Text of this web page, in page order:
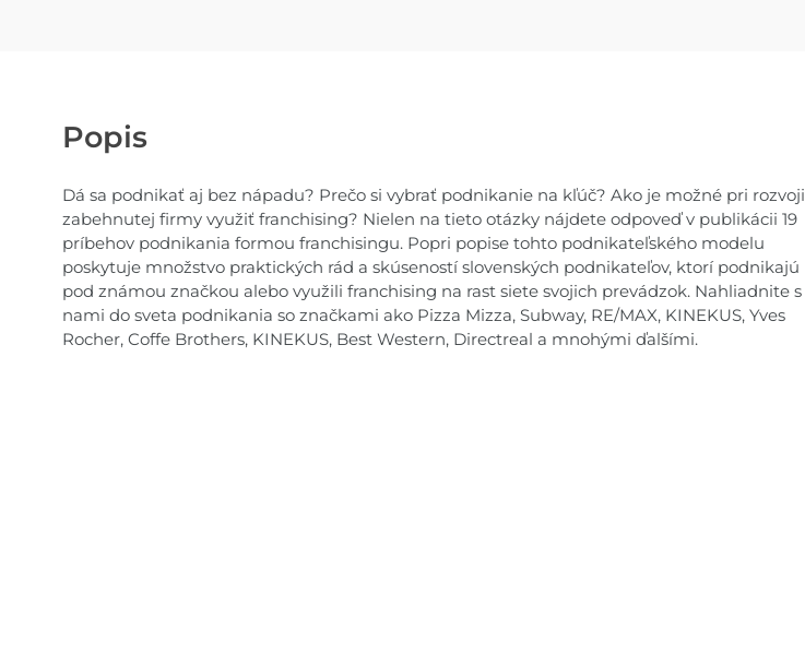
Popis
Dá sa podnikať aj bez nápadu? Prečo si vybrať podnikanie na kľúč? Ako je možné pri rozvoji
zabehnutej firmy využiť franchising? Nielen na tieto otázky nájdete odpoveď v publikácii 19
príbehov podnikania formou franchisingu. Popri popise tohto podnikateľského modelu
poskytuje množstvo praktických rád a skúseností slovenských podnikateľov, ktorí podnikajú
pod známou značkou alebo využili franchising na rast siete svojich prevádzok. Nahliadnite s
nami do sveta podnikania so značkami ako Pizza Mizza, Subway, RE/MAX, KINEKUS, Yves
Rocher, Coffe Brothers, KINEKUS, Best Western, Directreal a mnohými ďalšími.